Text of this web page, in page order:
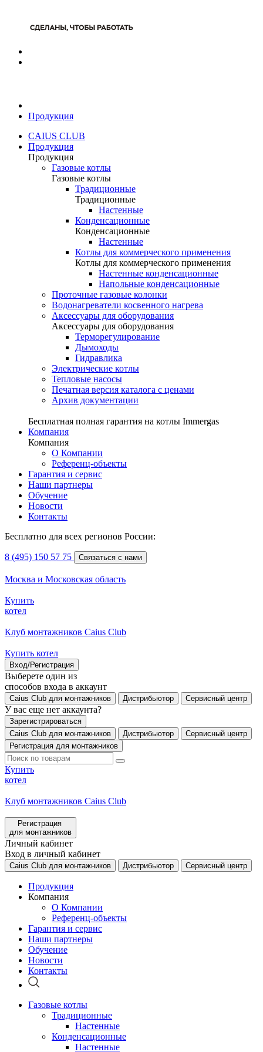
Продукция
CAIUS CLUB
Продукция
Продукция
Газовые котлы
Газовые котлы
Традиционные
Традиционные
Настенные
Конденсационные
Конденсационные
Настенные
Котлы для коммерческого применения
Котлы для коммерческого применения
Настенные конденсационные
Напольные конденсационные
Проточные газовые колонки
Водонагреватели косвенного нагрева
Аксессуары для оборудования
Аксессуары для оборудования
Терморегулирование
Дымоходы
Гидравлика
Электрические котлы
Тепловые насосы
Печатная версия каталога с ценами
Архив документации
Бесплатная полная гарантия на котлы Immergas
Компания
Компания
О Компании
Референц-объекты
Гарантия и сервис
Наши партнеры
Обучение
Новости
Контакты
Бесплатно для всех регионов России:
8 (495) 150 57 75 Связаться с нами
Москва и Московская область
Купить
котел
Клуб монтажников Caius Club
Купить котел
Вход/Регистрация
Выберете один из
способов входа в аккаунт
Caius Club для монтажников Дистрибьютор Сервисный центр
У вас еще нет аккаунта?
Зарегистрироваться
Caius Club для монтажников
Дистрибьютор
Сервисный центр
Регистрация для монтажников
Купить
котел
Клуб монтажников Caius Club
Регистрация
для монтажников
Личный кабинет
Вход в личный кабинет
Caius Club для монтажников Дистрибьютор Сервисный центр
Продукция
Компания
О Компании
Референц-объекты
Гарантия и сервис
Наши партнеры
Обучение
Новости
Контакты
Газовые котлы
Традиционные
Настенные
Конденсационные
Настенные